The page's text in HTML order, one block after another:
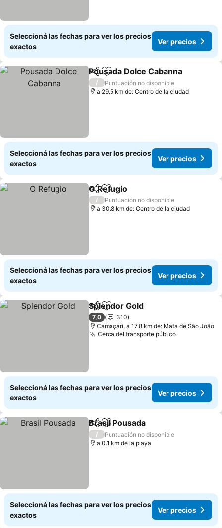
Seleccioná las fechas para ver los precios
exactos
Ver precios
CompartirAñadir a favoritos
Pousada Dolce Cabanna
/
Puntuación no disponible
a 29.5 km de: Centro de la ciudad
Seleccioná las fechas para ver los precios
exactos
Ver precios
CompartirAñadir a favoritos
O Refugio
/
Puntuación no disponible
a 30.8 km de: Centro de la ciudad
Seleccioná las fechas para ver los precios
exactos
Ver precios
CompartirAñadir a favoritos
Splendor Gold
7,0
310
Camaçari, a 17.8 km de: Mata de São João
Cerca del transporte públicoVer precios
Seleccioná las fechas para ver los precios
exactos
Ver precios
CompartirAñadir a favoritos
Brasil Pousada
/
Puntuación no disponible
a 0.1 km de la playa
Seleccioná las fechas para ver los precios
exactos
Ver precios